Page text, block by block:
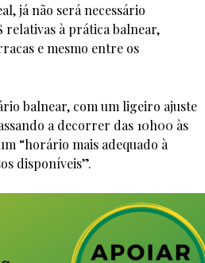
já não será necessário
relativas à prática balnear,
e mesmo entre os
balnear, com um ligeiro ajuste
a decorrer das 10h00 às
“horário mais adequado à
disponíveis”.